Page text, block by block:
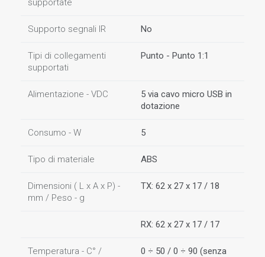
supportate
Supporto segnali IR No
Tipi di collegamenti
supportati
Punto - Punto 1:1
Alimentazione - VDC
5 via cavo micro USB in
dotazione
Consumo - W 5
Tipo di materiale ABS
Dimensioni ( L x A x P) -
mm / Peso - g
TX: 62 x 27 x 17 / 18
RX: 62 x 27 x 17 / 17
Temperatura - C° /
0 ÷ 50 / 0 ÷ 90 (senza